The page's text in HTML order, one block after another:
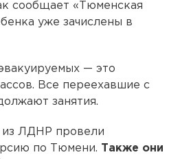
сообщает «Тюменская
уже зачислены в
— это
Все переехавшие с
занятия.
из ЛДНР провели
по Тюмени. Также они